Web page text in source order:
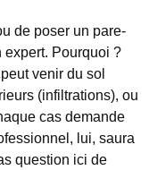
de poser un pare-
expert. Pourquoi ?
venir du sol
(infiltrations), ou
cas demande
lui, saura
question ici de